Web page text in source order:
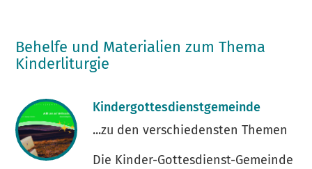
Behelfe und Materialien zum Thema
Kinderliturgie
Kindergottesdienstgemeinde
...zu den verschiedensten Themen
Die Kinder-Gottesdienst-Gemeinde